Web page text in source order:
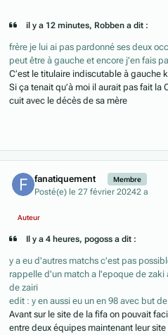
il y a 12 minutes, Robben a dit :
frère je lui ai pas pardonné ses deux
peut être à gauche et encore j'en fais
C’est le titulaire indiscutable à gauche
Si ça tenait qu’à moi il aurait pas fait la
cuit avec le décès de sa mère
fanatiquement Membre
Posté(e) le 27 février 20242 a
Auteur
Il y a 4 heures, pogoss a dit :
y a eu d'autres matchs c'est pas
rappelle d'un match a l'epoque de
de zairi
edit : y en aussi eu un en 98 avec but
Avant sur le site de la fifa on pouvait
entre deux équipes maintenant leur